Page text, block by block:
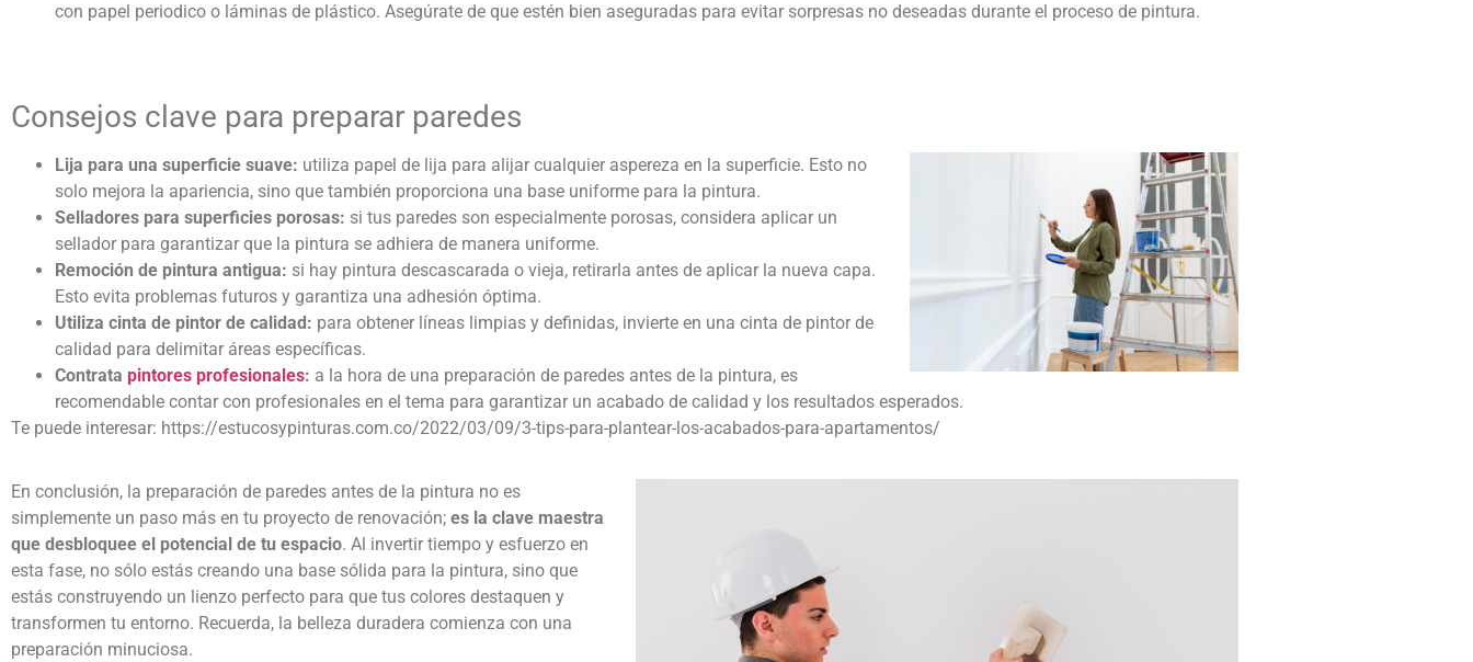
con papel periodico o láminas de plástico. Asegúrate de que estén bien aseguradas para evitar sorpresas no deseadas durante el proceso de pintura.
Consejos clave para preparar paredes
Lija para una superficie suave: utiliza papel de lija para alijar cualquier aspereza en la superficie. Esto no
solo mejora la apariencia, sino que también proporciona una base uniforme para la pintura.
Selladores para superficies porosas: si tus paredes son especialmente porosas, considera aplicar un
sellador para garantizar que la pintura se adhiera de manera uniforme.
Remoción de pintura antigua: si hay pintura descascarada o vieja, retirarla antes de aplicar la nueva capa.
Esto evita problemas futuros y garantiza una adhesión óptima.
Utiliza cinta de pintor de calidad: para obtener líneas limpias y definidas, invierte en una cinta de pintor de
calidad para delimitar áreas específicas.
Contrata pintores profesionales: a la hora de una preparación de paredes antes de la pintura, es
recomendable contar con profesionales en el tema para garantizar un acabado de calidad y los resultados esperados.
Te puede interesar: https://estucosypinturas.com.co/2022/03/09/3-tips-para-plantear-los-acabados-para-apartamentos/
En conclusión, la preparación de paredes antes de la pintura no es
simplemente un paso más en tu proyecto de renovación; es la clave maestra
que desbloquee el potencial de tu espacio. Al invertir tiempo y esfuerzo en
esta fase, no sólo estás creando una base sólida para la pintura, sino que
estás construyendo un lienzo perfecto para que tus colores destaquen y
transformen tu entorno. Recuerda, la belleza duradera comienza con una
preparación minuciosa.